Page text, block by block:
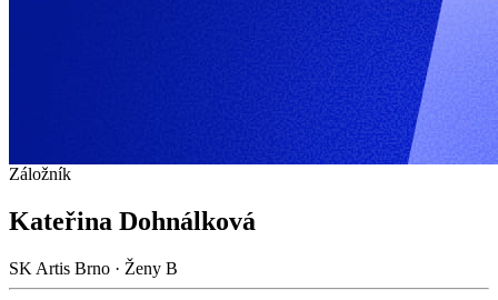
Záložník
Kateřina Dohnálková
SK Artis Brno · Ženy B